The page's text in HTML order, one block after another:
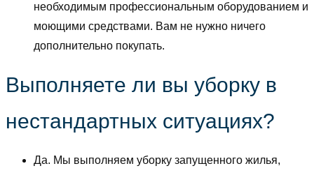
необходимым профессиональным оборудованием и
моющими средствами. Вам не нужно ничего
дополнительно покупать.
Выполняете ли вы уборку в
нестандартных ситуациях?
Да. Мы выполняем уборку запущенного жилья,